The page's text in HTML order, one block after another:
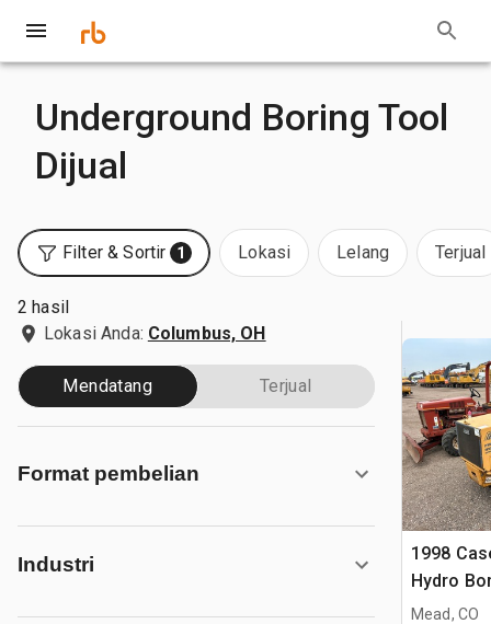
Underground Boring Tool
Dijual
Filter & Sortir 1 Lokasi Lelang Terjual
2 hasil
Lokasi Anda: Columbus, OH
Mendatang Terjual
Format pembelian
Industri
1998
Hydro
Boring
Mead, CO